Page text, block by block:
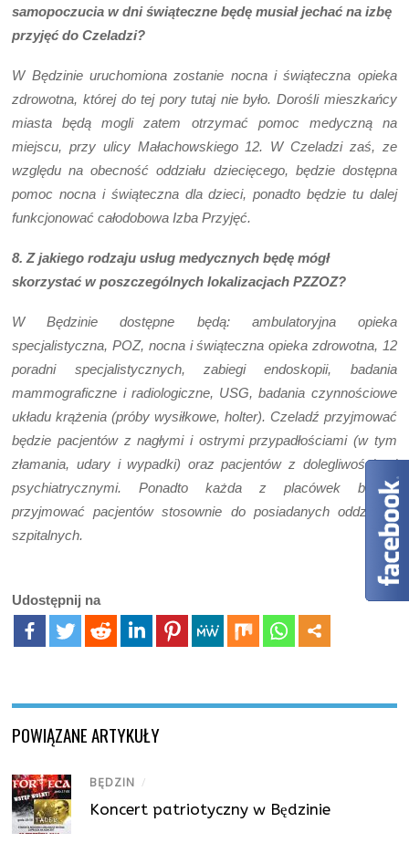
samopoczucia w dni świąteczne będę musiał jechać na izbę
przyjęć do Czeladzi?
W Będzinie uruchomiona zostanie nocna i świąteczna opieka
zdrowotna, której do tej pory tutaj nie było. Dorośli mieszkańcy
miasta będą mogli zatem otrzymać pomoc medyczną na
miejscu, przy ulicy Małachowskiego 12. W Czeladzi zaś, ze
względu na obecność oddziału dziecięcego, będzie dostępna
pomoc nocna i świąteczna dla dzieci, ponadto będzie tu dalej
funkcjonować całodobowa Izba Przyjęć.
8. Z jakiego rodzaju usług medycznych będę mógł
skorzystać w poszczególnych lokalizacjach PZZOZ?
W Będzinie dostępne będą: ambulatoryjna opieka
specjalistyczna, POZ, nocna i świąteczna opieka zdrowotna, 12
poradni specjalistycznych, zabiegi endoskopii, badania
mammograficzne i radiologiczne, USG, badania czynnościowe
układu krążenia (próby wysiłkowe, holter). Czeladź przyjmować
będzie pacjentów z nagłymi i ostrymi przypadłościami (w tym
złamania, udary i wypadki) oraz pacjentów z dolegliwościami
psychiatrycznymi. Ponadto każda z placówek będzie
przyjmować pacjentów stosownie do posiadanych oddziałów
szpitalnych.
Udostępnij na
POWIĄZANE ARTYKUŁY
BĘDZIN /
Koncert patriotyczny w Będzinie